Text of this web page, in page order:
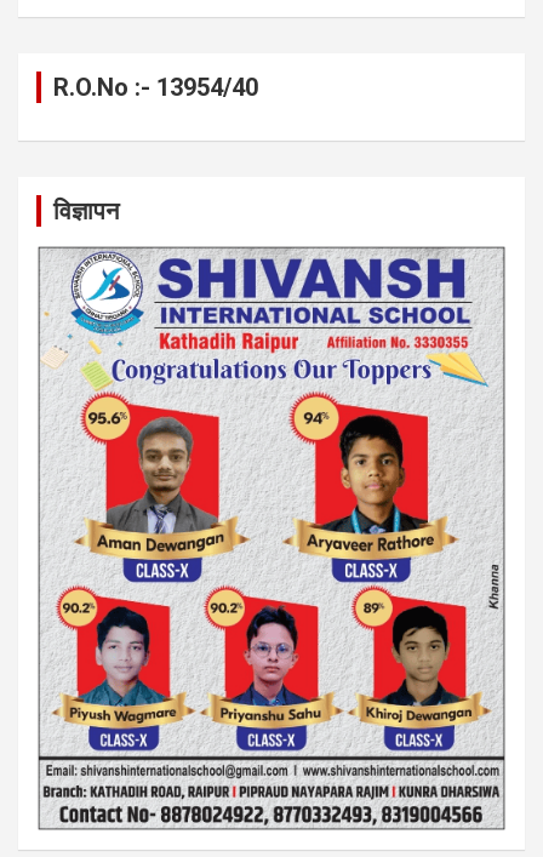
R.O.No :- 13954/40
विज्ञापन